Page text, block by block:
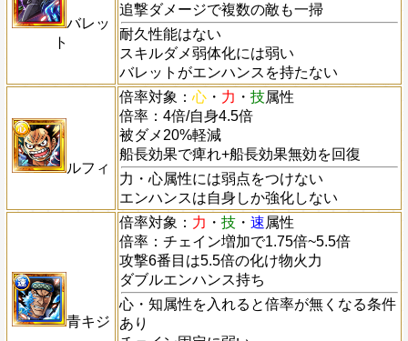
バレッ
ト
追撃ダメージで複数の敵も一掃
耐久性能はない
スキルダメ弱体化には弱い
バレットがエンハンスを持たない
ルフィ
倍率対象： 心 ・ 力 ・ 技属性
倍率：4倍/自身4.5倍
被ダメ20%軽減
船長効果で痺れ+船長効果無効を回復
力・心属性には弱点をつけない
エンハンスは自身しか強化しない
青キジ
倍率対象： 力 ・ 技 ・ 速属性
倍率：チェイン増加で1.75倍~5.5倍
攻撃6番目は5.5倍の化け物火力
ダブルエンハンス持ち
心・知属性を入れると倍率が無くなる条件
あり